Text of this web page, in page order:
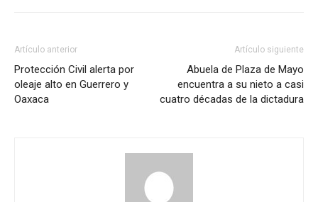
Artículo anterior
Protección Civil alerta por
oleaje alto en Guerrero y
Oaxaca
Artículo siguiente
Abuela de Plaza de Mayo
encuentra a su nieto a casi
cuatro décadas de la dictadura